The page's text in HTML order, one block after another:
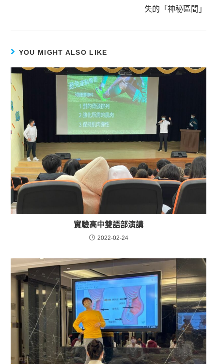
失的「神秘區間」
YOU MIGHT ALSO LIKE
實驗高中雙語部演講
2022-02-24